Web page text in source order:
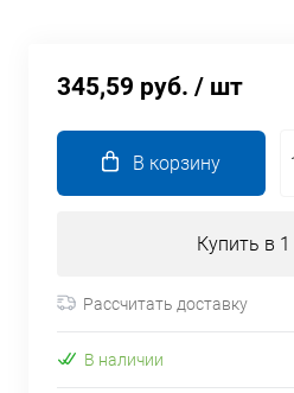
345,59 руб. / шт
В корзину
Купить в 1
Рассчитать доставку
В наличии